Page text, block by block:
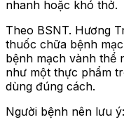
nhanh hoặc khó thở.
Theo BSNT. Hương
thuốc chữa bệnh
bệnh mạch vành thể
như một thực phẩm
dùng đúng cách.
Người bệnh nên lưu ý: